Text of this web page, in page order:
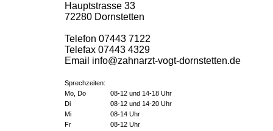
Hauptstrasse 33
72280 Dornstetten
Telefon 07443 7122
Telefax 07443 4329
Email info@zahnarzt-vogt-dornstetten.de
Sprechzeiten:
Mo, Do
08-12 und 14-18 Uhr
Di
08-12 und 14-20 Uhr
Mi
08-14 Uhr
Fr
08-12 Uhr